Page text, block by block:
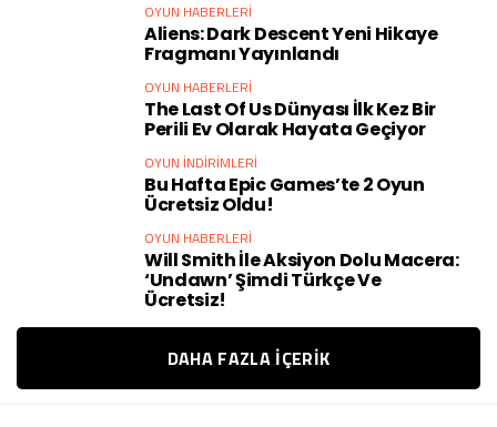
OYUN HABERLERI
Aliens: Dark Descent Yeni Hikaye
Fragmanı Yayınlandı
OYUN HABERLERI
The Last Of Us Dünyası İlk Kez Bir
Perili Ev Olarak Hayata Geçiyor
OYUN İNDIRIMLERI
Bu Hafta Epic Games’te 2 Oyun
Ücretsiz Oldu!
OYUN HABERLERI
Will Smith İle Aksiyon Dolu Macera:
‘Undawn’ Şimdi Türkçe Ve
Ücretsiz!
DAHA FAZLA IÇERIK